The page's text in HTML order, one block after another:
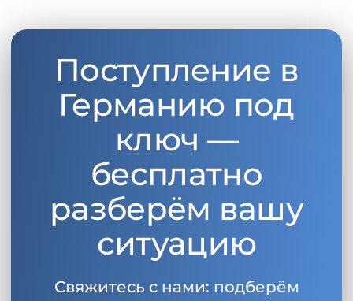
Поступление в
Германию под
ключ —
бесплатно
разберём вашу
ситуацию
Свяжитесь с нами: подберём